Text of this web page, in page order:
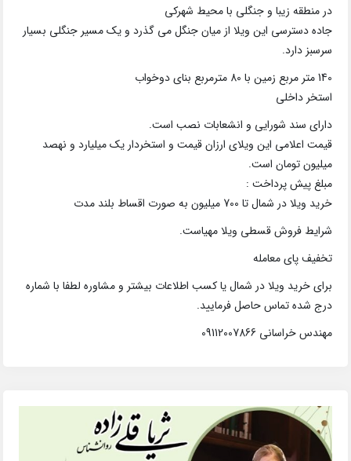
در منطقه زیبا و جنگلی با محیط شهرکی
جاده دسترسی این ویلا از میان جنگل می گذرد و یک مسیر جنگلی بسیار
سرسبز دارد.
140 متر مربع زمین با 80 مترمربع بنای دوخواب
استخر داخلی
دارای سند شورایی و انشعابات نصب است.
قیمت اعلامی این ویلای ارزان قیمت و استخردار یک میلیارد و نهصد
میلیون تومان است.
مبلغ پیش پرداخت :
خرید ویلا در شمال تا 700 میلیون به صورت اقساط بلند مدت
شرایط فروش قسطی ویلا مهیاست.
تخفیف پای معامله
برای خرید ویلا در شمال یا کسب اطلاعات بیشتر و مشاوره لطفا با شماره
درج شده تماس حاصل فرمایید.
مهندس خراسانی 09112007866